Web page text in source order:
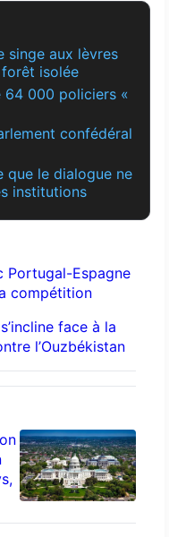
singe aux lèvres
isolée
64 000 policiers «
confédéral
que le dialogue ne
institutions
Portugal-Espagne
compétition
face à la
l’Ouzbékistan